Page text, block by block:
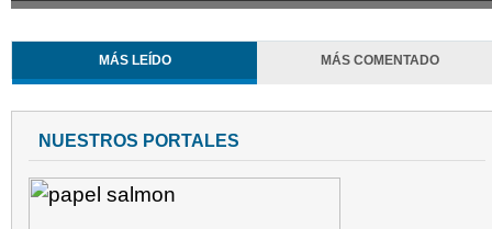
MÁS LEÍDO MÁS COMENTADO
NUESTROS PORTALES